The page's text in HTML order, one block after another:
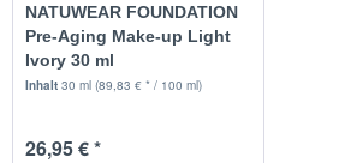
NATUWEAR FOUNDATION
Pre-Aging Make-up Light
Ivory 30 ml
Inhalt30 ml(89,83 € * / 100 ml)
26,95 € *